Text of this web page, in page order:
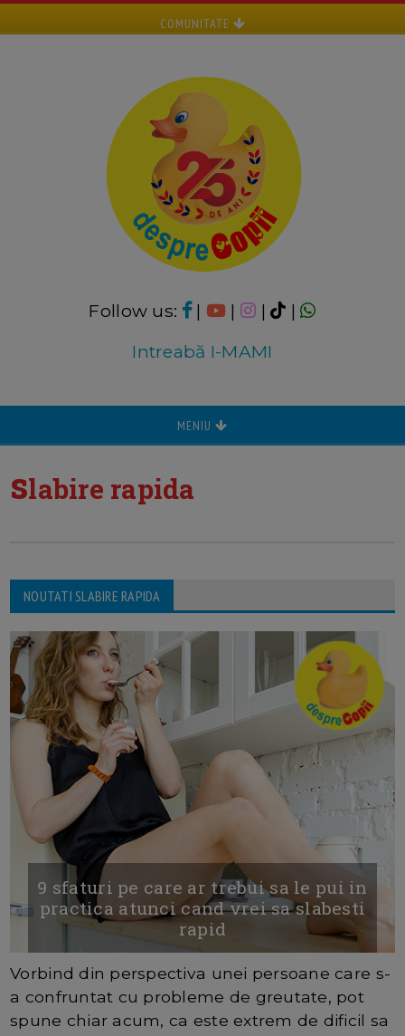
COMUNITATE
Follow us: | | |
|
Intreabă I-MAMI
MENIU
slabire rapida
NOUTATI SLABIRE RAPIDA
9 sfaturi pe care ar trebui sa le pui in
practica atunci cand vrei sa slabesti
rapid
Vorbind din perspectiva unei persoane care s-
a confruntat cu probleme de greutate, pot
spune chiar acum, ca este extrem de dificil sa